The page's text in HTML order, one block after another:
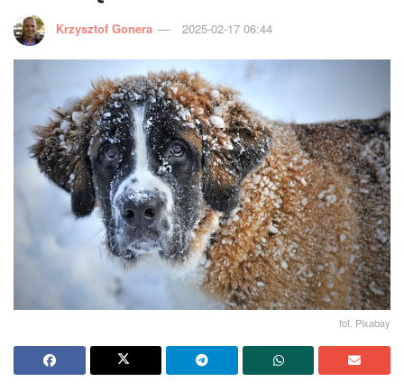
Krzysztof Gonera 2025-02-17 06:44
fot. Pixabay